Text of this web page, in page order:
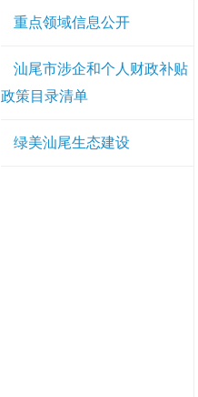
重点领域信息公开
汕尾市涉企和个人财政补贴
政策目录清单
绿美汕尾生态建设